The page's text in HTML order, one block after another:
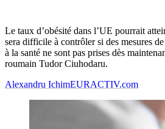
Le taux d’obésité dans l’UE pourrait
sera difficile à contrôler si des mesures
à la santé ne sont pas prises dès
roumain Tudor Ciuhodaru.
Alexandru IchimEURACTIV.com